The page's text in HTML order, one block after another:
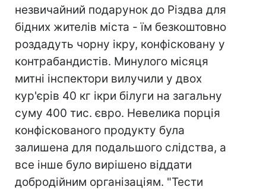
незвичайний подарунок до Різдва для
бідних жителів міста - їм безкоштовно
роздадуть чорну ікру, конфісковану у
контрабандистів. Минулого місяця
митні інспектори вилучили у двох
кур'єрів 40 кг ікри білуги на загальну
суму 400 тис. євро. Невелика порція
конфіскованого продукту була
залишена для подальшого слідства, а
все інше було вирішено віддати
добродійним організаціям. "Тести